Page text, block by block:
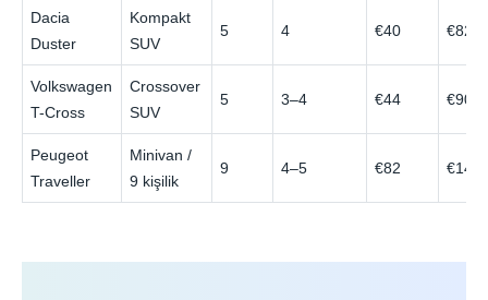
Dacia
Duster
Kompakt
SUV
5 4 €40 €82
Volkswagen
T-Cross
Crossover
SUV
5 3–4 €44 €90
Peugeot
Traveller
Minivan /
9 kişilik
9 4–5 €82 €145